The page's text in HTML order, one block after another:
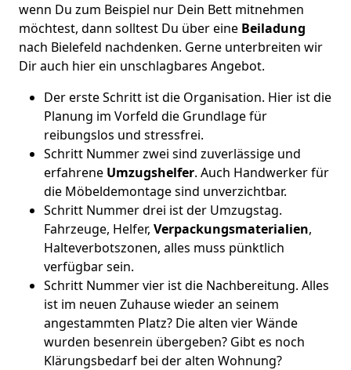
wenn Du zum Beispiel nur Dein Bett mitnehmen
möchtest, dann solltest Du über eine Beiladung
nach Bielefeld nachdenken. Gerne unterbreiten wir
Dir auch hier ein unschlagbares Angebot.
Der erste Schritt ist die Organisation. Hier ist die
Planung im Vorfeld die Grundlage für
reibungslos und stressfrei.
Schritt Nummer zwei sind zuverlässige und
erfahrene Umzugshelfer. Auch Handwerker für
die Möbeldemontage sind unverzichtbar.
Schritt Nummer drei ist der Umzugstag.
Fahrzeuge, Helfer, Verpackungsmaterialien,
Halteverbotszonen, alles muss pünktlich
verfügbar sein.
Schritt Nummer vier ist die Nachbereitung. Alles
ist im neuen Zuhause wieder an seinem
angestammten Platz? Die alten vier Wände
wurden besenrein übergeben? Gibt es noch
Klärungsbedarf bei der alten Wohnung?